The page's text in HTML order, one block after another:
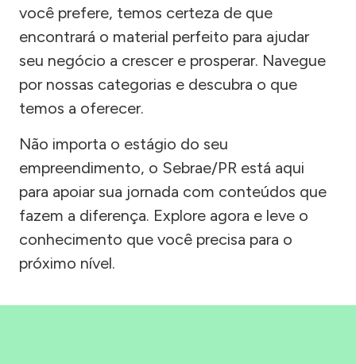
você prefere, temos certeza de que
encontrará o material perfeito para ajudar
seu negócio a crescer e prosperar. Navegue
por nossas categorias e descubra o que
temos a oferecer.
Não importa o estágio do seu
empreendimento, o Sebrae/PR está aqui
para apoiar sua jornada com conteúdos que
fazem a diferença. Explore agora e leve o
conhecimento que você precisa para o
próximo nível.